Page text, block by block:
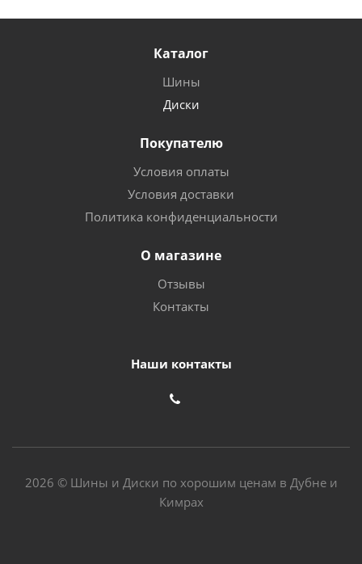
Каталог
Шины
Диски
Покупателю
Условия оплаты
Условия доставки
Политика конфиденциальности
О магазине
Отзывы
Контакты
Наши контакты
2026 © Шины и Диски по хорошим ценам в Дубне и
Кимрах